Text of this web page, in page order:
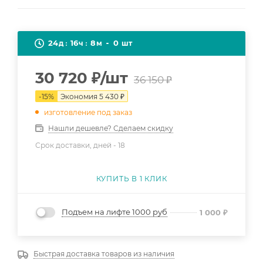
24д 16ч 8м 0 шт
30 720 ₽/шт 36 150₽
-15% Экономия 5 430 ₽
изготовление под заказ
Нашли дешевле? Сделаем скидку
Срок доставки, дней - 18
КУПИТЬ В 1 КЛИК
Подъем на лифте 1000 руб 1 000 ₽
Быстрая доставка товаров из наличия